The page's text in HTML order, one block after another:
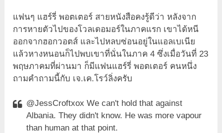
แฟนๆ แฮร์รี่ พอตเตอร์ สายหนังสือคงรู้ดีว่า หลังจาก
การหายตัวไปของโวลเดอมอร์ในภาคแรก เขาได้หนี
ออกจากฮอกวอตส์ และไปหลบซ่อนอยู่ในแอลเบเนีย
แล้วหางหนอนก็ไปพบเขาที่นั่นในภาค 4 ซึ่งเมื่อวันที่ 23
พฤษภาคมที่ผ่านมา ก็มีแฟนแฮร์รี่ พอตเตอร์ คนหนึ่ง
ถามคำถามนี้กับ เจ.เค.โรว์ลิ่งครับ
@JessCroftxox We can't hold that against
Albania. They didn't know. He was more vapour
than human at that point.